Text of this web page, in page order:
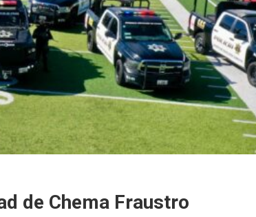
de Chema Fraustro